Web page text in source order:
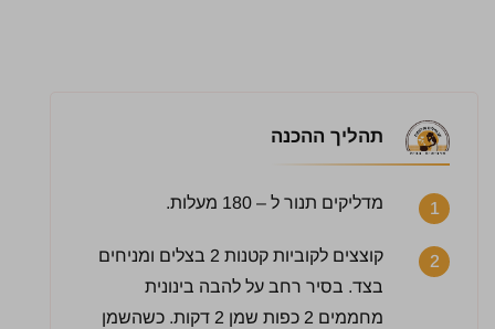
תהליך ההכנה
1 מדליקים תנור ל – 180 מעלות.
2
קוצצים לקוביות קטנות 2 בצלים ומניחים
בצד. בסיר רחב על להבה בינונית
מחממים 2 כפות שמן 2 דקות. כשהשמן
2 / 5 | 5 מדרגים